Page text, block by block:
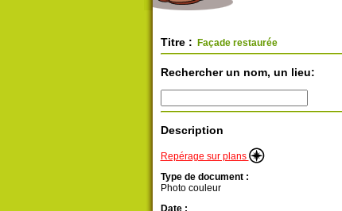
Titre : Façade restaurée
Rechercher un nom, un lieu:
Description
Repérage sur plans
Type de document :
Photo couleur
Date :